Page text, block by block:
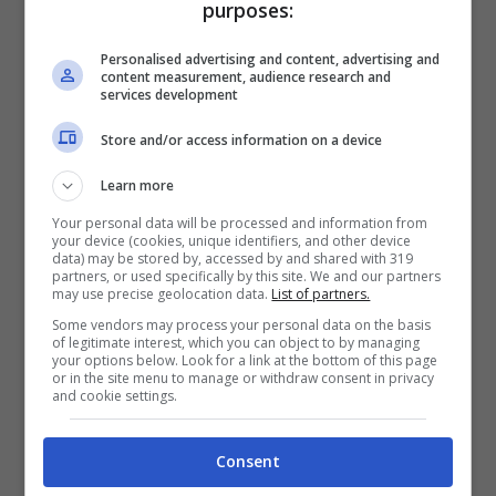
Il vostro altarino dei viaggi
Se avete spazio potreste anche creare
un’area viaggi in una stanza. Appendete un
bel planisfero al muro e segnate con una
bandierina e una foto le aree che avete
visitato. Potete anche adornare tutta l’area
con i gadget e i monili che avete comprato
in giro per il mondo. Poco importa se vi
sembrerà un accozzaglia di stili, sono tutti
i vostri viaggi e quindi ricordi meravigliosi.
purposes:
Personalised advertising and content, advertising and
content measurement, audience research and
services development
Store and/or access information on a device
Learn more
Your personal data will be processed and information from
your device (cookies, unique identifiers, and other device
data) may be stored by, accessed by and shared with 319
partners, or used specifically by this site. We and our partners
may use precise geolocation data. List of partners.
Some vendors may process your personal data on the basis
of legitimate interest, which you can object to by managing
your options below. Look for a link at the bottom of this page
or in the site menu to manage or withdraw consent in privacy
and cookie settings.
Consent